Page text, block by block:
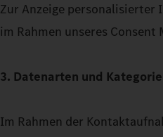
Zur Anzeige personalisierter
im Rahmen unseres
3. Datenarten und
Im Rahmen der